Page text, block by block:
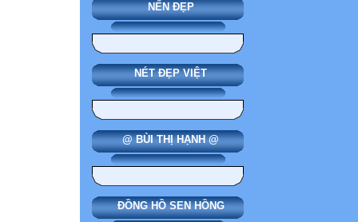
NẾN ĐẸP
NÉT ĐẸP VIỆT
@ BÙI THỊ HẠNH @
ĐỒNG HỒ SEN HỒNG